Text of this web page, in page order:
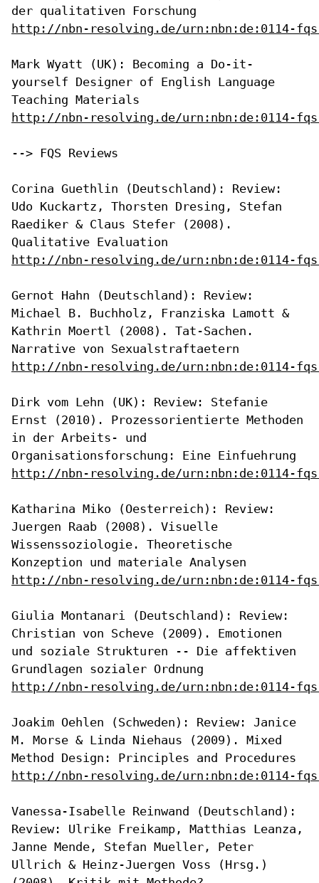
der qualitativen Forschung
http://nbn-resolving.de/urn:nbn:de:0114-
Mark Wyatt (UK): Becoming a Do-it-
yourself Designer of English Language
Teaching Materials
http://nbn-resolving.de/urn:nbn:de:0114-
--> FQS Reviews
Corina Guethlin (Deutschland): Review:
Udo Kuckartz, Thorsten Dresing, Stefan
Raediker & Claus Stefer (2008).
Qualitative Evaluation
http://nbn-resolving.de/urn:nbn:de:0114-
Gernot Hahn (Deutschland): Review:
Michael B. Buchholz, Franziska Lamott &
Kathrin Moertl (2008). Tat-Sachen.
Narrative von Sexualstraftaetern
http://nbn-resolving.de/urn:nbn:de:0114-
Dirk vom Lehn (UK): Review: Stefanie
Ernst (2010). Prozessorientierte Methoden
in der Arbeits- und
Organisationsforschung: Eine Einfuehrung
http://nbn-resolving.de/urn:nbn:de:0114-
Katharina Miko (Oesterreich): Review:
Juergen Raab (2008). Visuelle
Wissenssoziologie. Theoretische
Konzeption und materiale Analysen
http://nbn-resolving.de/urn:nbn:de:0114-
Giulia Montanari (Deutschland): Review:
Christian von Scheve (2009). Emotionen
und soziale Strukturen -- Die affektiven
Grundlagen sozialer Ordnung
http://nbn-resolving.de/urn:nbn:de:0114-
Joakim Oehlen (Schweden): Review: Janice
M. Morse & Linda Niehaus
(2009). Mixed
Method Design: Principles and Procedures
http://nbn-resolving.de/urn:nbn:de:0114-
Vanessa-Isabelle Reinwand (Deutschland):
Review: Ulrike Freikamp, Matthias Leanza,
Janne Mende, Stefan Mueller, Peter
Ullrich & Heinz-Juergen Voss (Hrsg.)